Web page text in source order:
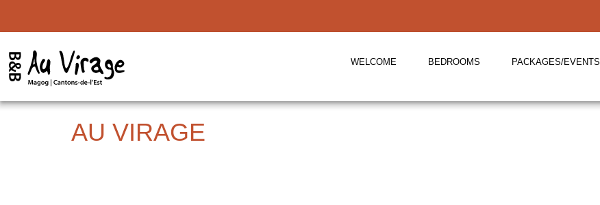
WELCOME BEDROOMS PACKAGES/EVENTS
AU VIRAGE